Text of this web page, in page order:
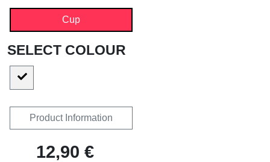
Cup
SELECT COLOUR
Product Information
12,90 €